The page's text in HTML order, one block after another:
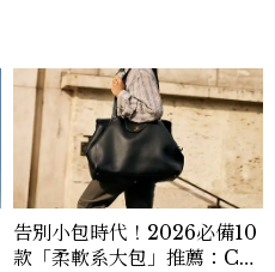
告別小包時代！2026必備10
款「柔軟系大包」推薦：Ch